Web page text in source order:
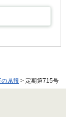
県報 > 定期第715号